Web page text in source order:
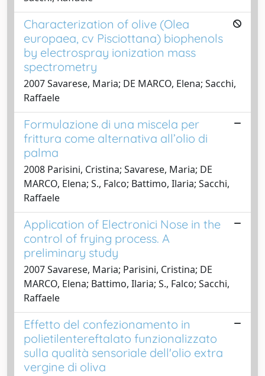
Characterization of olive (Olea
europaea, cv Pisciottana) biophenols
by electrospray ionization mass
spectrometry
2007 Savarese, Maria; DE MARCO, Elena; Sacchi,
Raffaele
Formulazione di una miscela per
frittura come alternativa all’olio di
palma
2008 Parisini, Cristina; Savarese, Maria; DE
MARCO, Elena; S., Falco; Battimo, Ilaria; Sacchi,
Raffaele
Application of Electronici Nose in the
control of frying process. A
preliminary study
2007 Savarese, Maria; Parisini, Cristina; DE
MARCO, Elena; Battimo, Ilaria; S., Falco; Sacchi,
Raffaele
Effetto del confezionamento in
polietilentereftalato funzionalizzato
sulla qualità sensoriale dell'olio extra
vergine di oliva